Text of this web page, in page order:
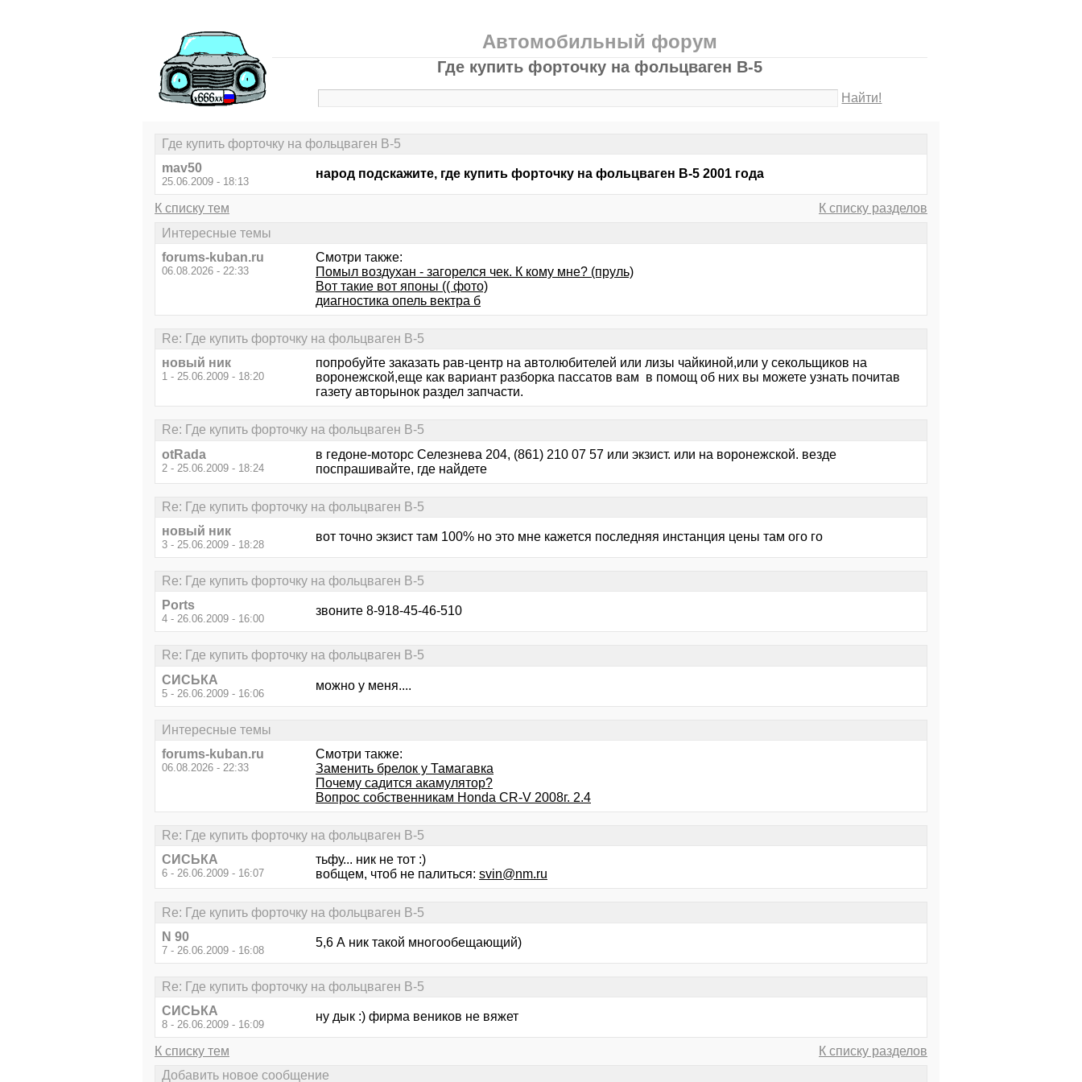
Автомобильный форум
Где купить форточку на фольцваген В-5
Найти!
Где купить форточку на фольцваген В-5
mav50
25.06.2009 - 18:13
народ подскажите, где купить форточку на фольцваген В-5 2001 года
К списку тем
К списку разделов
Интересные темы
forums-kuban.ru
06.08.2026 - 22:33
Смотри также:
Помыл воздухан - загорелся чек. К кому мне? (пруль)
Вот такие вот японы (( фото)
диагностика опель вектра б
Re: Где купить форточку на фольцваген В-5
новый ник
1 - 25.06.2009 - 18:20
попробуйте заказать рав-центр на автолюбителей или лизы чайкиной,или у секольщиков на
воронежской,еще как вариант разборка пассатов вам в помощ об них вы можете узнать почитав
газету авторынок раздел запчасти.
Re: Где купить форточку на фольцваген В-5
otRada
2 - 25.06.2009 - 18:24
в гедоне-моторс Селезнева 204, (861) 210 07 57 или экзист. или на воронежской. везде
поспрашивайте, где найдете
Re: Где купить форточку на фольцваген В-5
новый ник
3 - 25.06.2009 - 18:28
вот точно экзист там 100% но это мне кажется последняя инстанция цены там ого го
Re: Где купить форточку на фольцваген В-5
Ports
4 - 26.06.2009 - 16:00
звоните 8-918-45-46-510
Re: Где купить форточку на фольцваген В-5
СИСЬКА
5 - 26.06.2009 - 16:06
можно у меня....
Интересные темы
forums-kuban.ru
06.08.2026 - 22:33
Смотри также:
Заменить брелок у Тамагавка
Почему садится акамулятор?
Вопрос собственникам Honda CR-V 2008г. 2.4
Re: Где купить форточку на фольцваген В-5
СИСЬКА
6 - 26.06.2009 - 16:07
тьфу... ник не тот :)
вобщем, чтоб не палиться: svin@nm.ru
Re: Где купить форточку на фольцваген В-5
N 90
7 - 26.06.2009 - 16:08
5,6 А ник такой многообещающий)
Re: Где купить форточку на фольцваген В-5
СИСЬКА
8 - 26.06.2009 - 16:09
ну дык :) фирма веников не вяжет
К списку тем
К списку разделов
Добавить новое сообщение